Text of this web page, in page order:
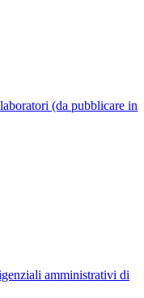
(da pubblicare in
amministrativi di